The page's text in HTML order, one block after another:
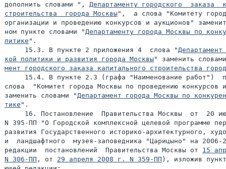
дополнить словами ", Департаменту городского  заказа
строительства  города Москвы",  а слова "Комитету
организации и проведению конкурсов и аукционов"
ном пункте словами "Департаменту города Москвы по
литике ".
     15.3. В пункте 2 приложения 4  слова "
кой политики и развития города Москвы" заменить
мент городского заказа капитального строительства
15.4. В пункте 2.3 (графа "Наименование работ")
слова  "Комитет города Москвы по проведению конкурсов
заменить словами "Департамент города Москвы по
тике ".
16. Постановление  Правительства Москвы  от  20
N 395-ПП "О Городской комплексной целевой программе
развития Государственного историко-архитектурного,
и  ландшафтного  музея-заповедника "Царицыно" на
редакции  постановлений  Правительства Москвы от 15
N 306-ПП , от 29 апреля 2008 г. N 359-ПП ), изложив